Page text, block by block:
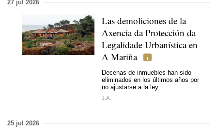
27 jul 2026
Las demoliciones de la
Axencia da Protección da
Legalidade Urbanística en
A Mariña
Decenas de inmuebles han sido
eliminados en los últimos años por
no ajustarse a la ley
J.A.
25 jul 2026